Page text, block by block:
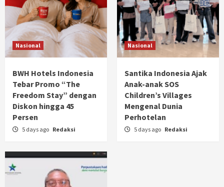
Gandeng Luis Figo, HGI Bidik Transformasi
Domino Digital yang Lebih Profesional
5
Berita Terkini
Momentum Baru FORKABI, Ketum PLPPBI
kepada Bang Haji Achmad Azran, SE
Nasional
BWH Hotels Indonesia
Tebar Promo “The
Freedom Stay” dengan
Diskon hingga 45
Persen
5 days ago Redaksi
Nasional
Santika Indonesia Ajak
Anak-anak SOS
Children’s Villages
Mengenal Dunia
Perhotelan
5 days ago Redaksi